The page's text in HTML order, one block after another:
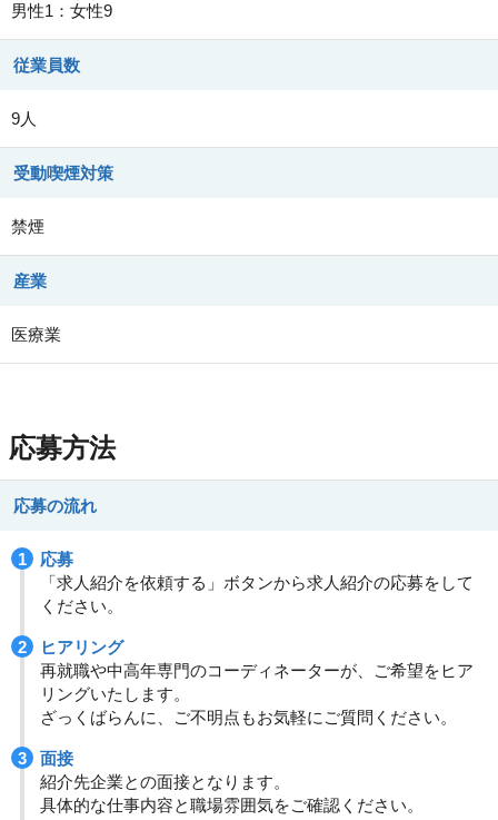
男性1：女性9
従業員数
9人
受動喫煙対策
禁煙
産業
医療業
応募方法
応募の流れ
応募
「求人紹介を依頼する」ボタンから求人紹介の応募をして
ください。
ヒアリング
再就職や中高年専門のコーディネーターが、ご希望をヒア
リングいたします。
ざっくばらんに、ご不明点もお気軽にご質問ください。
面接
紹介先企業との面接となります。
具体的な仕事内容と職場雰囲気をご確認ください。